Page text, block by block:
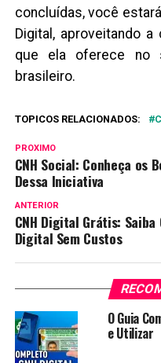
concluídas, você
Digital, aproveitando
que ela oferece no
brasileiro.
TOPICOS RELACIONADOS:
PROXIMO
CNH Social: Conheça os
Dessa Iniciativa
ANTERIOR
CNH Digital Grátis:
Digital Sem Custos
O Guia
e Utilizar